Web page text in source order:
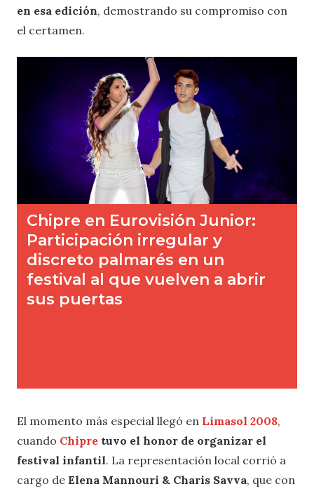
en esa edición, demostrando su compromiso con
el certamen.
El momento más especial llegó en Limasol 2008,
cuando Chipre tuvo el honor de organizar el
festival infantil. La representación local corrió a
cargo de Elena Mannouri & Charis Savva, que con